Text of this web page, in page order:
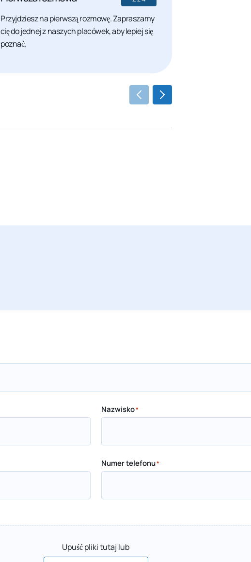
Przyjdziesz na pierwszą rozmowę. Zapraszamy
cię do jednej z naszych placówek, aby lepiej się
poznać.
Nazwisko*
Numer telefonu*
Upuść pliki tutaj lub